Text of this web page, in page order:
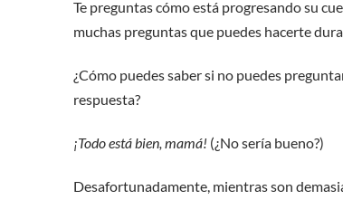
Te preguntas cómo está progresando su
muchas preguntas que puedes hacerte
¿Cómo puedes saber si no puedes
respuesta?
¡Todo está bien, mamá! (¿No sería bueno?)
Desafortunadamente, mientras son